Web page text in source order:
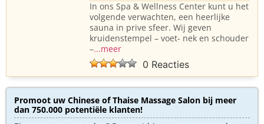
In ons Spa & Wellness Center kunt u het
volgende verwachten, een heerlijke
sauna in prive sfeer. Wij geven
kruidenstempel – voet- nek en schouder
–...meer
0 Reacties
Promoot uw Chinese of Thaise Massage Salon bij meer
dan 750.000 potentiële klanten!